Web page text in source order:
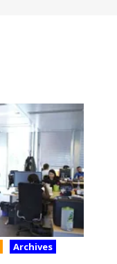
Archives